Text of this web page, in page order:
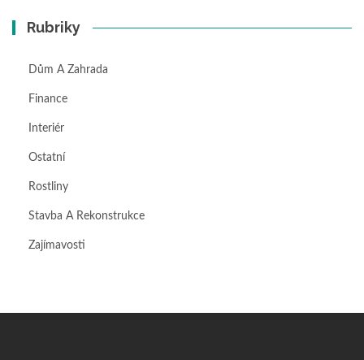
Rubriky
Dům A Zahrada
Finance
Interiér
Ostatní
Rostliny
Stavba A Rekonstrukce
Zajímavosti